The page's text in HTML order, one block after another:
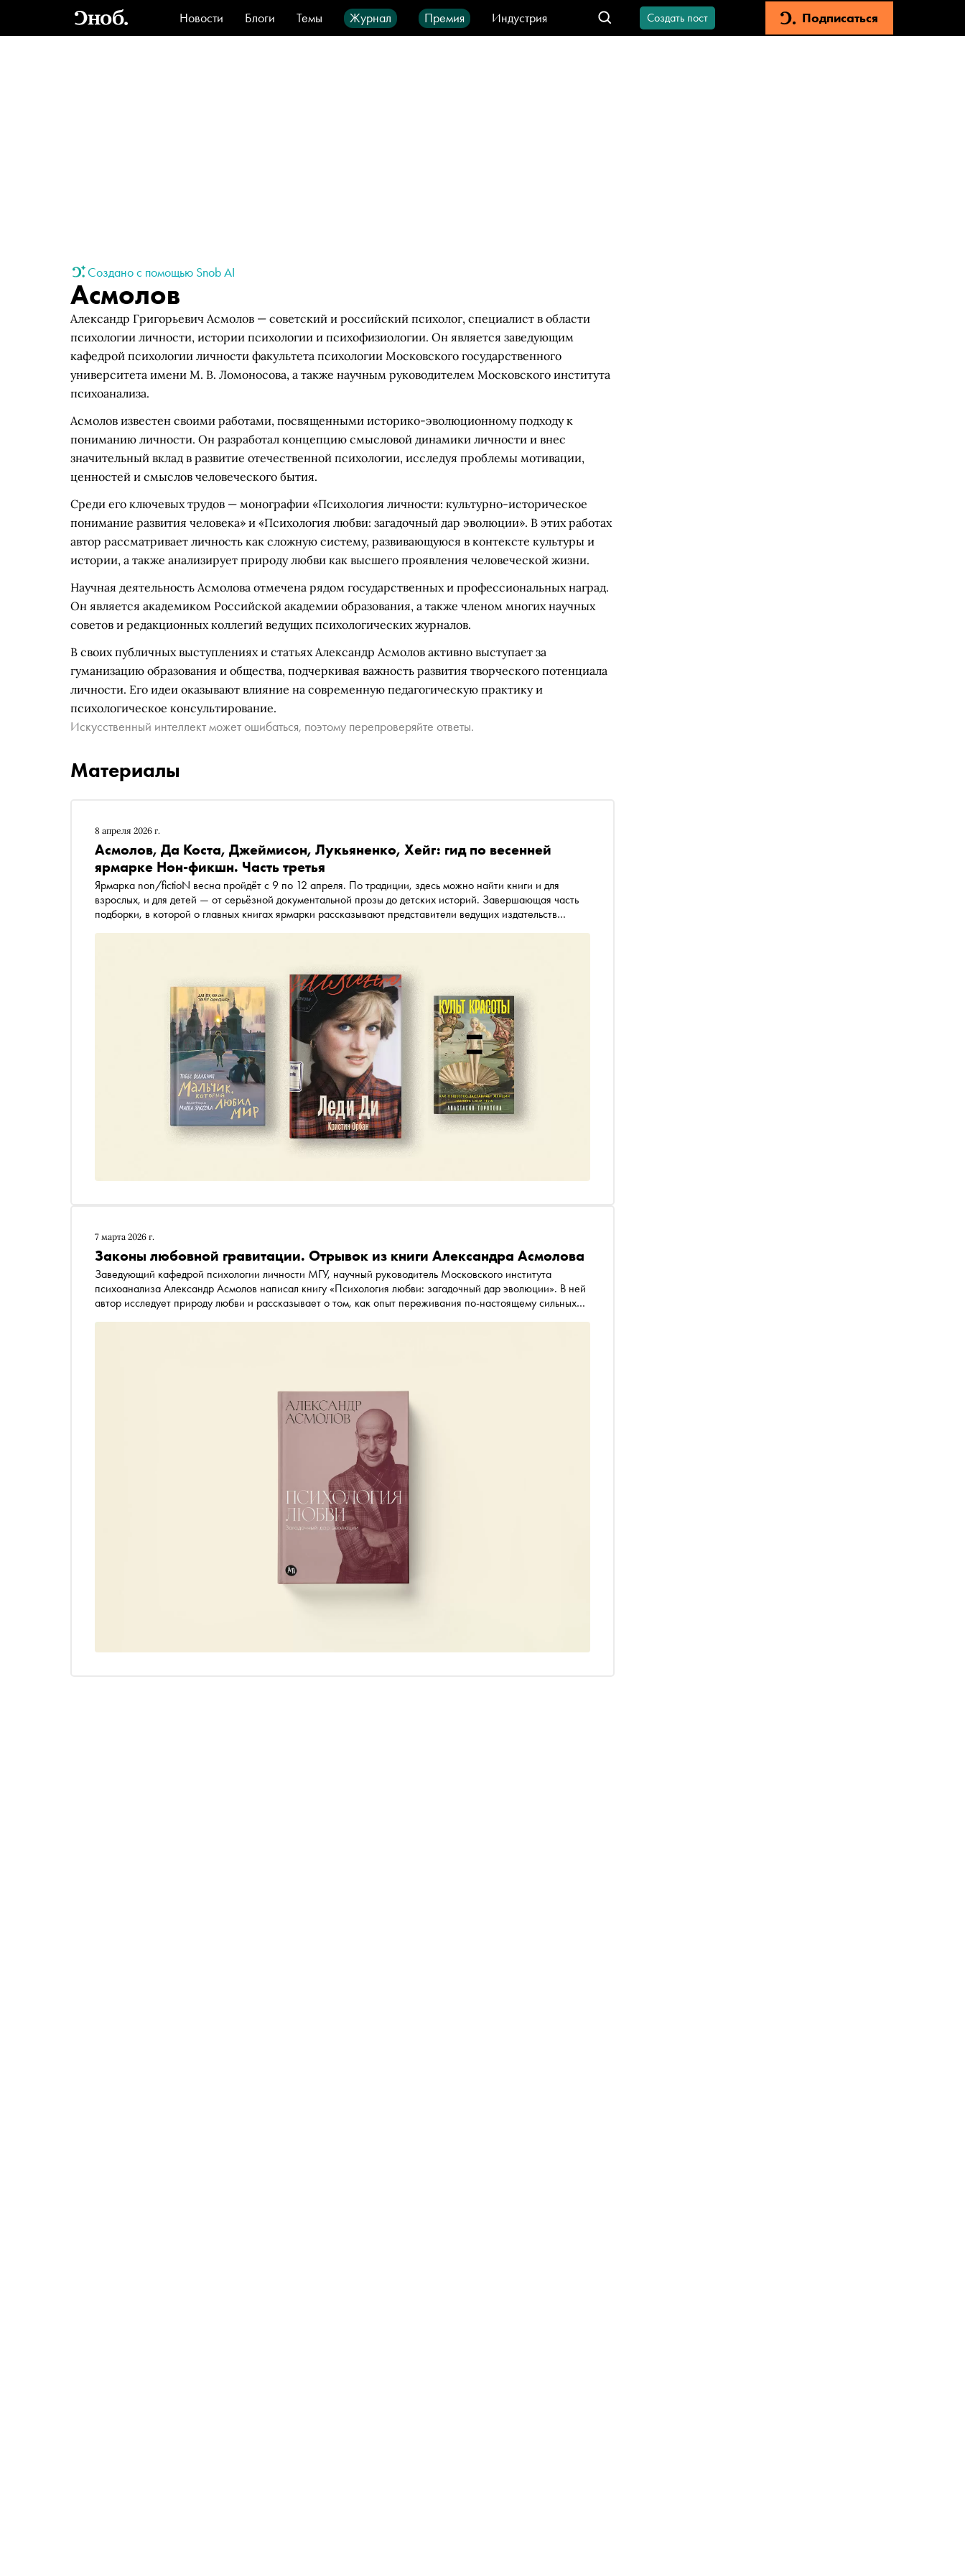
Новости Блоги Темы Журнал Премия
Индустрия
Стиль
Видео Город IT-продукты
Создать пост Подписаться
Создано с помощью Snob AI
Асмолов
Александр Григорьевич Асмолов — советский и российский психолог, специалист в области
психологии личности, истории психологии и психофизиологии. Он является заведующим
кафедрой психологии личности факультета психологии Московского государственного
университета имени М. В. Ломоносова, а также научным руководителем Московского института
психоанализа.
Асмолов известен своими работами, посвященными историко-эволюционному подходу к
пониманию личности. Он разработал концепцию смысловой динамики личности и внес
значительный вклад в развитие отечественной психологии, исследуя проблемы мотивации,
ценностей и смыслов человеческого бытия.
Среди его ключевых трудов — монографии «Психология личности: культурно-историческое
понимание развития человека» и «Психология любви: загадочный дар эволюции». В этих работах
автор рассматривает личность как сложную систему, развивающуюся в контексте культуры и
истории, а также анализирует природу любви как высшего проявления человеческой жизни.
Научная деятельность Асмолова отмечена рядом государственных и профессиональных наград.
Он является академиком Российской академии образования, а также членом многих научных
советов и редакционных коллегий ведущих психологических журналов.
В своих публичных выступлениях и статьях Александр Асмолов активно выступает за
гуманизацию образования и общества, подчеркивая важность развития творческого потенциала
личности. Его идеи оказывают влияние на современную педагогическую практику и
психологическое консультирование.
Искусственный интеллект может ошибаться, поэтому перепроверяйте ответы.
Материалы
8 апреля 2026 г.
Асмолов, Да Коста, Джеймисон, Лукьяненко, Хейг: гид по весенней
ярмарке Нон-фикшн. Часть третья
Ярмарка non/fictioN весна пройдёт с 9 по 12 апреля. По традиции, здесь можно найти книги и для
взрослых, и для детей — от серьёзной документальной прозы до детских историй. Завершающая часть
подборки, в которой о главных книгах ярмарки рассказывают представители ведущих издательств
7 марта 2026 г.
Законы любовной гравитации. Отрывок из книги Александра Асмолова
Заведующий кафедрой психологии личности МГУ, научный руководитель Московского института
психоанализа Александр Асмолов написал книгу «Психология любви: загадочный дар эволюции». В ней
автор исследует природу любви и рассказывает о том, как опыт переживания по-настоящему сильных